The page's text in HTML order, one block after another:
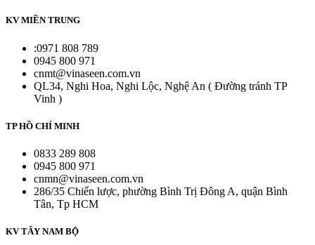
KV MIỀN TRUNG
:0971 808 789
0945 800 971
cnmt@vinaseen.com.vn
QL34, Nghi Hoa, Nghi Lộc, Nghệ An ( Đường tránh TP
Vinh )
TP HỒ CHÍ MINH
0833 289 808
0945 800 971
cnmn@vinaseen.com.vn
286/35 Chiến lược, phường Bình Trị Đông A, quận Bình
Tân, Tp HCM
KV TÂY NAM BỘ